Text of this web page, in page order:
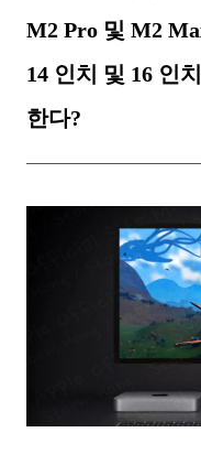
M2 Pro 및 M2
14 인치 및 16 인
한다?